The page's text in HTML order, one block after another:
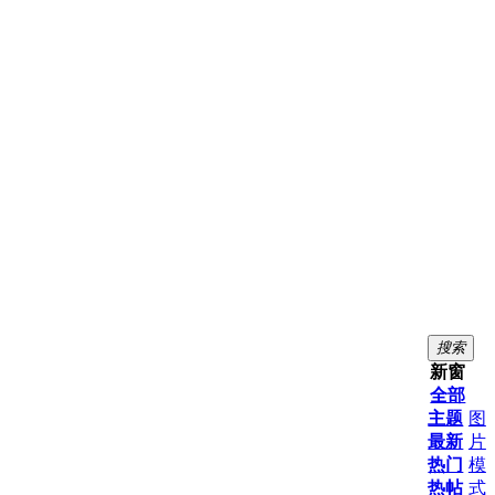
搜索
新窗
全部
主题
最新
热门
热帖
图
片
模
式